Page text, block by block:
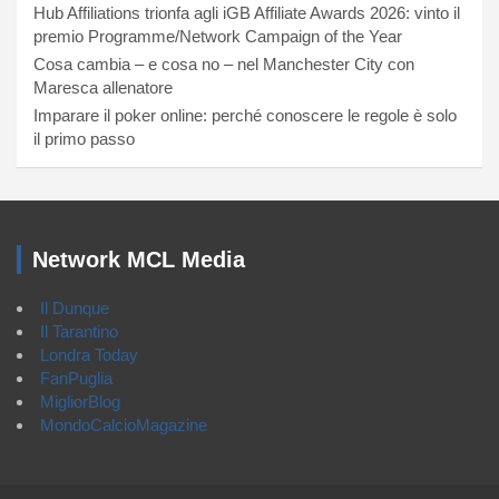
Hub Affiliations trionfa agli iGB Affiliate Awards 2026: vinto il
premio Programme/Network Campaign of the Year
Cosa cambia – e cosa no – nel Manchester City con
Maresca allenatore
Imparare il poker online: perché conoscere le regole è solo
il primo passo
Network MCL Media
Il Dunque
Il Tarantino
Londra Today
FanPuglia
MigliorBlog
MondoCalcioMagazine